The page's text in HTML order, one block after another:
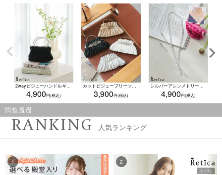
2wayビジューハンドルギャザーバッグ(ブラック)
4,900
カットビジュープリーツがま口2Wayハンドミニバッグ(ホワイト/シルバー/ペールゴールド/ブラック)
3,900
シルバーアシンメトリーストーンシルバーネックレスピアスセット
4,900
閲覧履歴
RANKING 人気ランキング